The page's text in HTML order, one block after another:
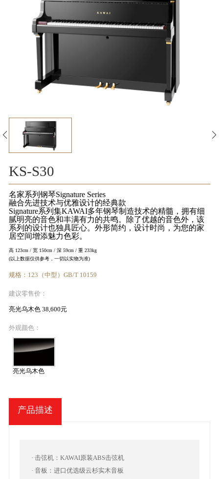
室
KS-S30
名家系列钢琴Signature Series
融合先进技术与优雅设计的经典款
Signature系列集KAWAI多年钢琴制造技术的精髓，拥有细
腻明亮的音色和丰满有力的共鸣。除了优越的音色外，该
系列的设计也独具匠心。外形简约，设计时尚，为您的家
居空间增添魅力色彩。
高 123cm / 宽 150cm / 深 59cm / 重 233kg
(以上数据仅供参考，一切以实物为准)
规格：123（中型）GB/T 10159
建议零售价：
亮光乌木色 38,600元
外观颜色：
亮光乌木色
产品描述
· 击弦机：KAWAI原装ABS击弦机
· 音板：进口优选级云杉实木音板